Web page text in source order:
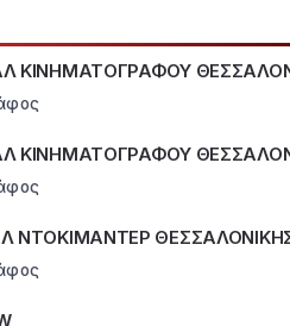
ΚΙΝΗΜΑΤΟΓΡΑΦΟΥ
ΚΙΝΗΜΑΤΟΓΡΑΦΟΥ
ΝΤΟΚΙΜΑΝΤΕΡ